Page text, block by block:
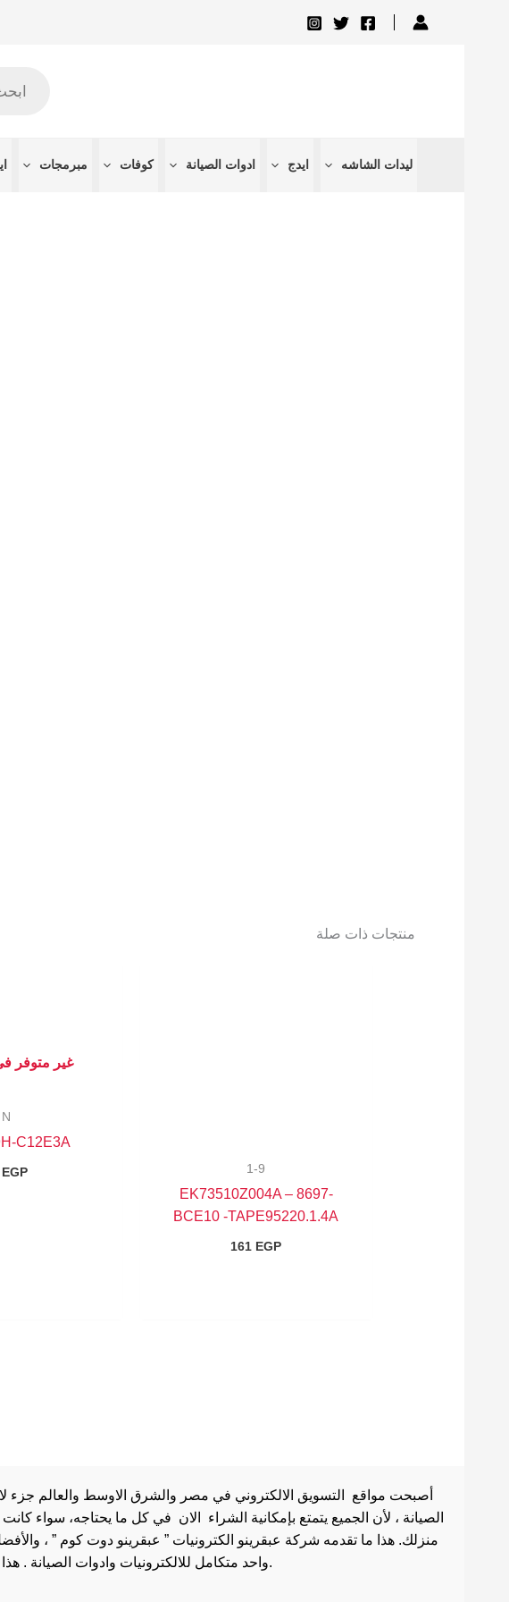
ليدات الشاشه ايدج ادوات الصيانة كوفات مبرمجات
منتجات ذات صلة
1-9
EK73510Z004A – 8697-
BCE10 -TAPE95220.1.4A
161 EGP
غير متوفر
N
C12E3A
EGP
أصبحت مواقع التسويق الالكتروني في مصر والشرق الاوسط والعالم جزء
الصيانة ، لأن الجميع يتمتع بإمكانية الشراء الان في كل ما يحتاجه، سواء
منزلك. هذا ما تقدمه شركة عبقرينو الكترونيات ” عبقرينو دوت كوم ” ،
واحد متكامل للالكترونيات وادوات الصيانة . هذا ما يجعل موقع عبقرينو دوت كوم من أفضل مواقع تسوق عبر الإنترنت في مصر.